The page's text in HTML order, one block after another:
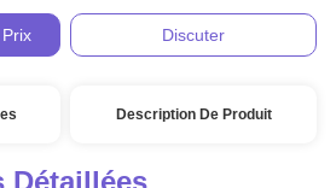
Discuter
Description De Produit
Détaillées